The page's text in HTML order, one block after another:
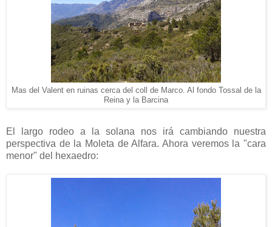
Mas del Valent en ruinas cerca del coll de Marco. Al fondo Tossal de la
Reina y la Barcina
El largo rodeo a la solana nos irá cambiando nuestra
perspectiva de la Moleta de Alfara. Ahora veremos la "cara
menor" del hexaedro: